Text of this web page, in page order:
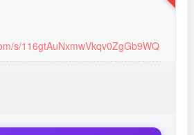
s/116gtAuNxmwVkqv0ZgGb9WQ